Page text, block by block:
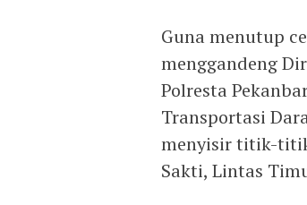
Guna menutup
menggandeng
Polresta
Transportasi
menyisir titik-titik
Sakti, Lintas